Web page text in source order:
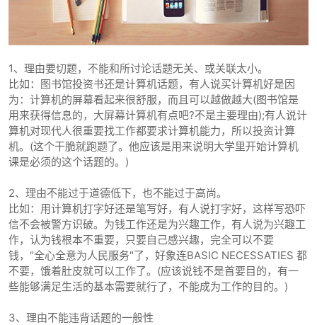
1、理由要切题，不能和所讨论话题无关、或关联太小。
比如：图书馆投资书还是计算机话题，有人说买计算机好是因
为：计算机的屏幕看起来很舒服，而且可以越做越大(图书馆是
用来获得信息的，大屏幕计算机有点吧?不是主要理由);有人说计
算机对现代人很重要找工作都要求计算机能力，所以投资计算
机。(这个干脆就跑题了。他应该是用来说明大学里开始计算机
课是必须的这个话题的。)
2、理由不能过于道德低下，也不能过于高尚。
比如：用计算机打字好还是笔写好，有人说打字好，这样写恐吓
信不会被警方识破。为钱工作还是为兴趣工作，有人说为兴趣工
作，认为钱根本不重要，只要自己感兴趣，完全可以不要
钱，"全心全意为人民服务"了，好象连BASIC NECESSATIES 都
不要，饿着肚皮就可以工作了。(应该说钱不是首要目的，有一
些能够满足生活的基本需要就行了，不能成为工作的目的。)
3、理由不能违背话题的一般性